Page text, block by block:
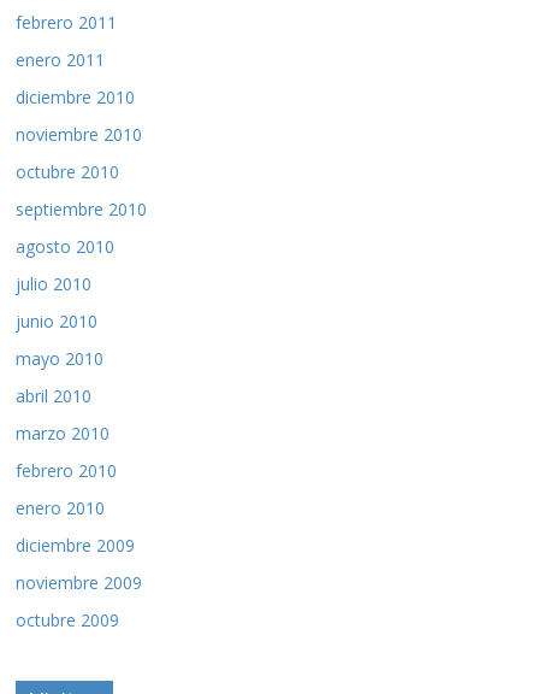
febrero 2011
enero 2011
diciembre 2010
noviembre 2010
octubre 2010
septiembre 2010
agosto 2010
julio 2010
junio 2010
mayo 2010
abril 2010
marzo 2010
febrero 2010
enero 2010
diciembre 2009
noviembre 2009
octubre 2009